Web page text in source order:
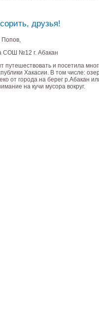
друзья!
СОШ №12 г. Абакан
путешествовать и посетила
Хакасии. В том числе:
от города на берег р.Абакан
на кучи мусора вокруг.